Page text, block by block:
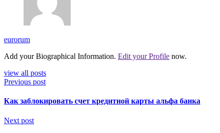
eurorum
Add your Biographical Information. Edit your Profile now.
view all posts
Previous post
Как заблокировать счет кредитной карты альфа банка
Next post